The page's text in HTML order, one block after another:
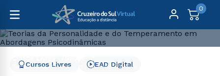
0
Teorias da Personalidade e do Temperamento em
Cursos Livres EAD Digital